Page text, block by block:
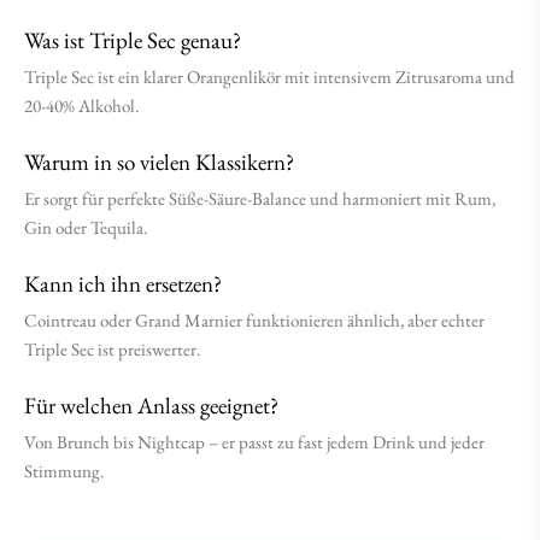
Was ist Triple Sec genau?
Triple Sec ist ein klarer Orangenlikör mit intensivem Zitrusaroma und
20-40% Alkohol.
Warum in so vielen Klassikern?
Er sorgt für perfekte Süße-Säure-Balance und harmoniert mit Rum,
Gin oder Tequila.
Kann ich ihn ersetzen?
Cointreau oder Grand Marnier funktionieren ähnlich, aber echter
Triple Sec ist preiswerter.
Für welchen Anlass geeignet?
Von Brunch bis Nightcap – er passt zu fast jedem Drink und jeder
Stimmung.